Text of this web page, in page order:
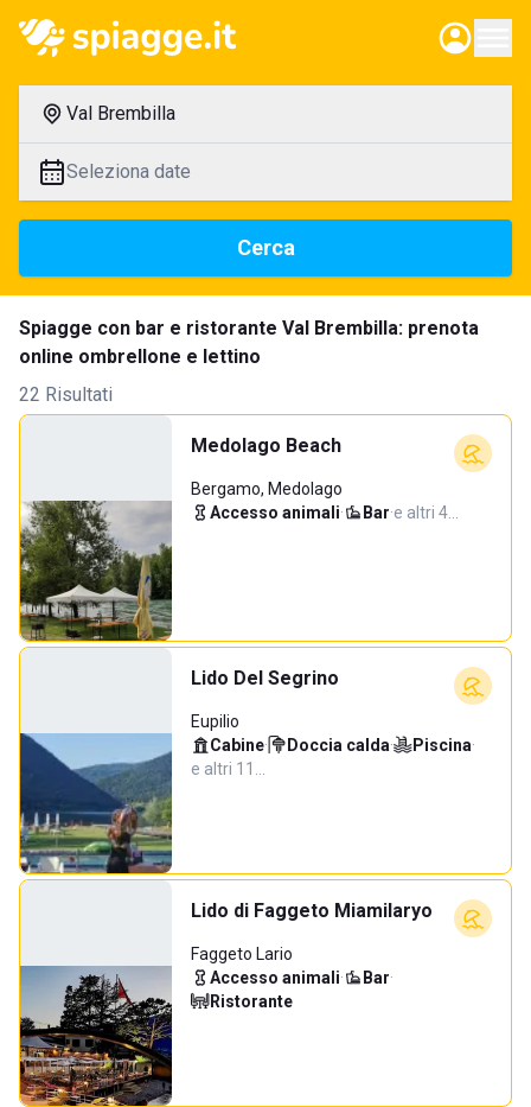
Val Brembilla
Seleziona date
Cerca
Spiagge con bar e ristorante Val Brembilla: prenota
online ombrellone e lettino
22 Risultati
Medolago Beach
Bergamo, Medolago
Accesso animali· Bar·e altri 4…
Lido Del Segrino
Eupilio
Cabine· Doccia calda· Piscina·
e altri 11…
Lido di Faggeto Miamilaryo
Faggeto Lario
Accesso animali· Bar·
Ristorante